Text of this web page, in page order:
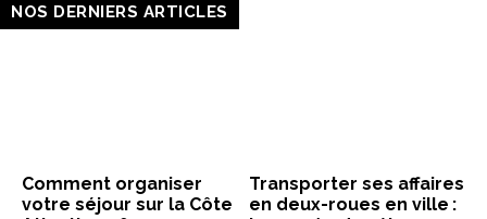
NOS DERNIERS ARTICLES
Comment organiser
votre séjour sur la Côte
Transporter ses affaires
en deux-roues en ville :